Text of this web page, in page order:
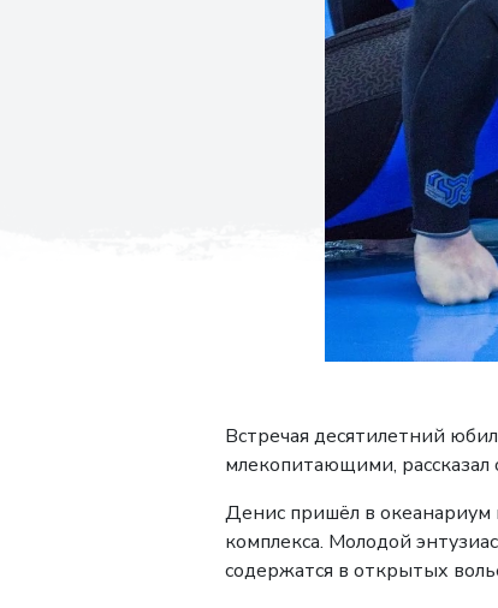
Встречая десятилетний
млекопитающими, рассказал
Денис пришёл в океанариум
комплекса. Молодой
содержатся в открытых